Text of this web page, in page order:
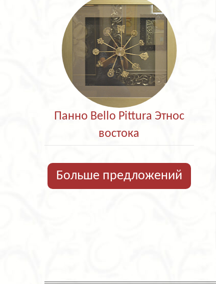
Панно Bello Pittura Этнос
востока
Больше предложений